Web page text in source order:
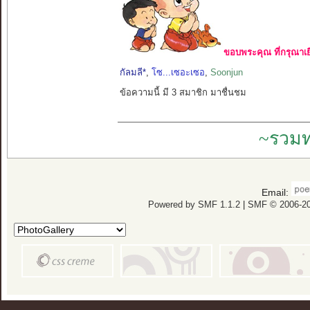
ขอบพระคุณ ที่กรุณาเ
กัลมลี*, โซ...เซอะเซอ Soonjun
ข้อความนี้ มี 3 สมาชิก มาชื่นชม
~รวม
Email:
Powered by SMF 1.1.2| SMF © 2006-